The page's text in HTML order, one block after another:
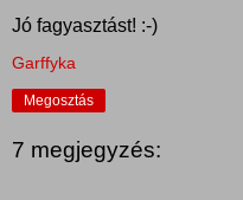
Jó fagyasztást! :-)
Garffyka
Megosztás
7 megjegyzés: